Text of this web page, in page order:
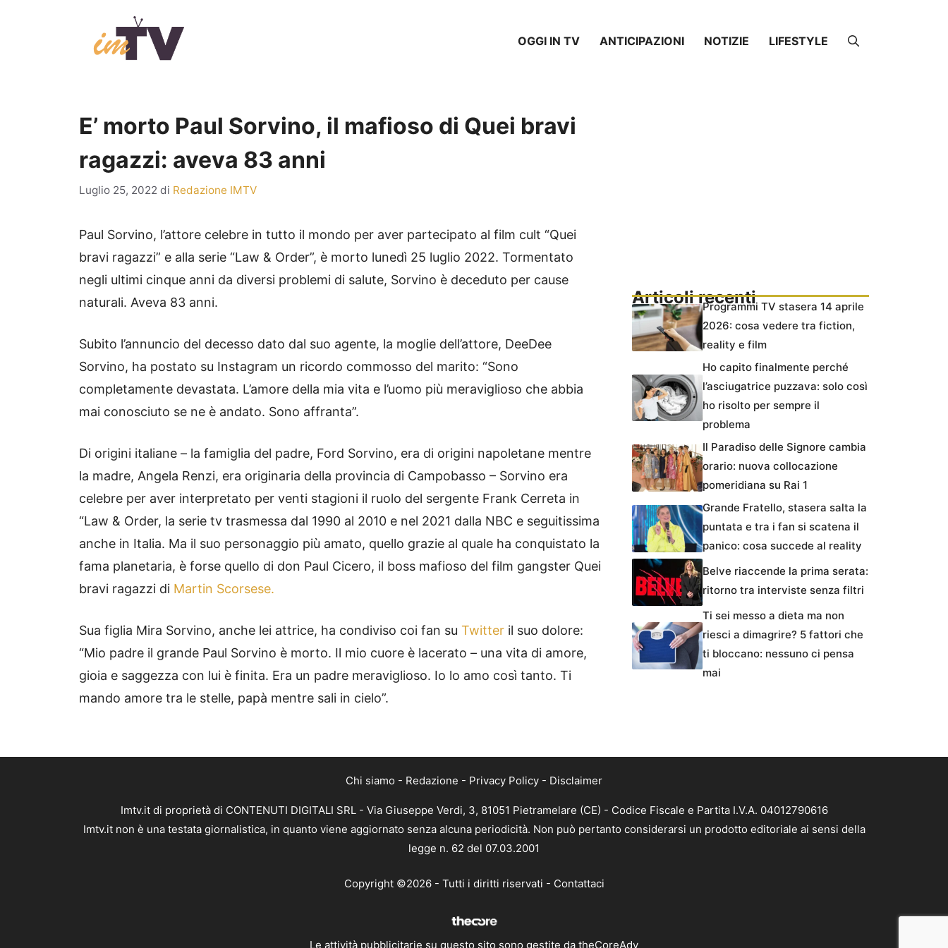
OGGI IN TV ANTICIPAZIONI NOTIZIE LIFESTYLE
E’ morto Paul Sorvino, il mafioso di Quei bravi
ragazzi: aveva 83 anni
Luglio 25, 2022 di Redazione IMTV
Paul Sorvino, l’attore celebre in tutto il mondo per aver partecipato al film cult “Quei
bravi ragazzi” e alla serie “Law & Order”, è morto lunedì 25 luglio 2022. Tormentato
negli ultimi cinque anni da diversi problemi di salute, Sorvino è deceduto per cause
naturali. Aveva 83 anni.
Subito l’annuncio del decesso dato dal suo agente, la moglie dell’attore, DeeDee
Sorvino, ha postato su Instagram un ricordo commosso del marito: “Sono
completamente devastata. L’amore della mia vita e l’uomo più meraviglioso che abbia
mai conosciuto se ne è andato. Sono affranta”.
Di origini italiane – la famiglia del padre, Ford Sorvino, era di origini napoletane mentre
la madre, Angela Renzi, era originaria della provincia di Campobasso – Sorvino era
celebre per aver interpretato per venti stagioni il ruolo del sergente Frank Cerreta in
“Law & Order, la serie tv trasmessa dal 1990 al 2010 e nel 2021 dalla NBC e seguitissima
anche in Italia. Ma il suo personaggio più amato, quello grazie al quale ha conquistato la
fama planetaria, è forse quello di don Paul Cicero, il boss mafioso del film gangster Quei
bravi ragazzi di Martin Scorsese.
Sua figlia Mira Sorvino, anche lei attrice, ha condiviso coi fan su Twitter il suo dolore:
“Mio padre il grande Paul Sorvino è morto. Il mio cuore è lacerato – una vita di amore,
gioia e saggezza con lui è finita. Era un padre meraviglioso. Io lo amo così tanto. Ti
mando amore tra le stelle, papà mentre sali in cielo”.
Articoli recentiProgrammi TV stasera 14 aprile
2026: cosa vedere tra fiction,
reality e film
Ho capito finalmente perché
l’asciugatrice puzzava: solo così
ho risolto per sempre il
problema
Il Paradiso delle Signore cambia
orario: nuova collocazione
pomeridiana su Rai 1
Grande Fratello, stasera salta la
puntata e tra i fan si scatena il
panico: cosa succede al reality
Belve riaccende la prima serata:
ritorno tra interviste senza filtri
Ti sei messo a dieta ma non
riesci a dimagrire? 5 fattori che
ti bloccano: nessuno ci pensa
mai
Chi siamo - Redazione - Privacy Policy - Disclaimer
Imtv.it di proprietà di CONTENUTI DIGITALI SRL - Via Giuseppe Verdi, 3, 81051 Pietramelare (CE) - Codice Fiscale e Partita I.V.A. 04012790616
Imtv.it non è una testata giornalistica, in quanto viene aggiornato senza alcuna periodicità. Non può pertanto considerarsi un prodotto editoriale ai sensi della
legge n. 62 del 07.03.2001
Copyright ©2026 - Tutti i diritti riservati - Contattaci
Le attività pubblicitarie su questo sito sono gestite da theCoreAdv